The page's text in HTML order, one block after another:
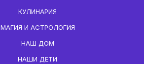
КУЛИНАРИЯ
МАГИЯ И АСТРОЛОГИЯ
НАШ ДОМ
НАШИ ДЕТИ